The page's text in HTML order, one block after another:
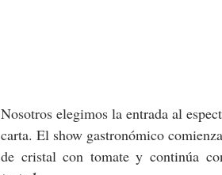
Nosotros elegimos la entrada al
carta. El show gastronómico
de cristal con tomate y continúa